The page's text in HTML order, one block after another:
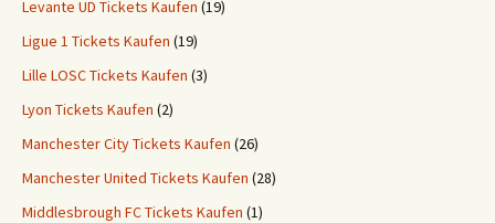
Levante UD Tickets Kaufen (19)
Ligue 1 Tickets Kaufen (19)
Lille LOSC Tickets Kaufen (3)
Lyon Tickets Kaufen (2)
Manchester City Tickets Kaufen (26)
Manchester United Tickets Kaufen (28)
Middlesbrough FC Tickets Kaufen (1)